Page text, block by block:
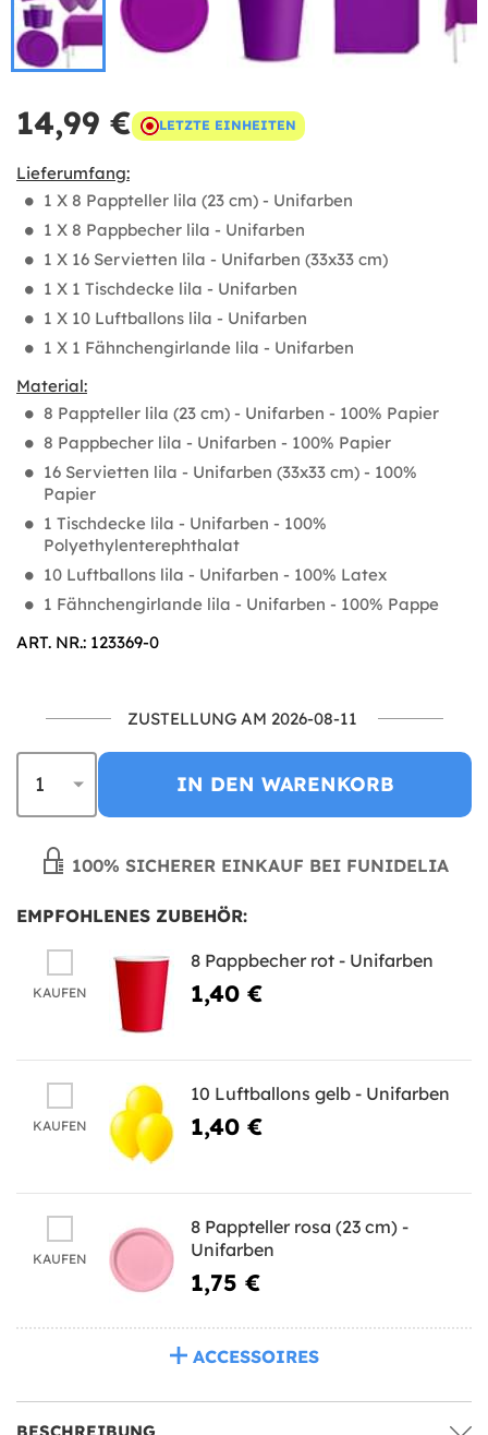
14,99 € LETZTE EINHEITEN
Lieferumfang:
1 X 8 Pappteller lila (23 cm) - Unifarben
1 X 8 Pappbecher lila - Unifarben
1 X 16 Servietten lila - Unifarben (33x33 cm)
1 X 1 Tischdecke lila - Unifarben
1 X 10 Luftballons lila - Unifarben
1 X 1 Fähnchengirlande lila - Unifarben
Material:
8 Pappteller lila (23 cm) - Unifarben - 100% Papier
8 Pappbecher lila - Unifarben - 100% Papier
16 Servietten lila - Unifarben (33x33 cm) - 100%
Papier
1 Tischdecke lila - Unifarben - 100%
Polyethylenterephthalat
10 Luftballons lila - Unifarben - 100% Latex
1 Fähnchengirlande lila - Unifarben - 100% Pappe
ART. NR.: 123369-0
ZUSTELLUNG AM 2026-08-11
IN DEN WARENKORB
100% SICHERER EINKAUF BEI FUNIDELIA
EMPFOHLENES ZUBEHÖR:
KAUFEN
8 Pappbecher rot - Unifarben
1,40 €
KAUFEN
10 Luftballons gelb - Unifarben
1,40 €
KAUFEN
8 Pappteller rosa (23 cm) -
Unifarben
1,75 €
ACCESSOIRES
BESCHREIBUNG